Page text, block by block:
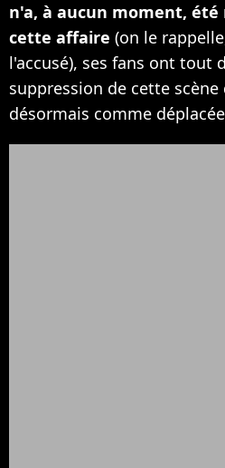
n'a, à aucun moment, été
cette affaire (on le
l'accusé), ses fans ont tout
suppression de cette
désormais comme